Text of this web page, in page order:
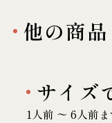
他の商
サイズ
1人前 〜 6人前